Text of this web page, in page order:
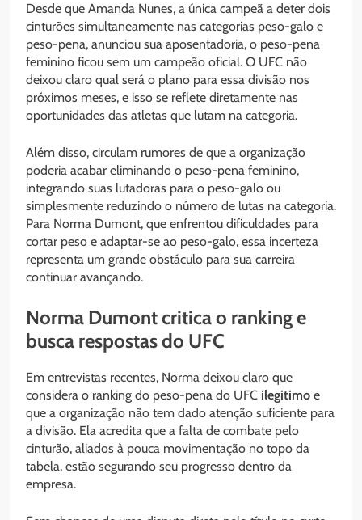
Desde que Amanda Nunes, a única campeã a deter dois
cinturões simultaneamente nas categorias peso-galo e
peso-pena, anunciou sua aposentadoria, o peso-pena
feminino ficou sem um campeão oficial. O UFC não
deixou claro qual será o plano para essa divisão nos
próximos meses, e isso se reflete diretamente nas
oportunidades das atletas que lutam na categoria.
Além disso, circulam rumores de que a organização
poderia acabar eliminando o peso-pena feminino,
integrando suas lutadoras para o peso-galo ou
simplesmente reduzindo o número de lutas na categoria.
Para Norma Dumont, que enfrentou dificuldades para
cortar peso e adaptar-se ao peso-galo, essa incerteza
representa um grande obstáculo para sua carreira
continuar avançando.
Norma Dumont critica o ranking e
busca respostas do UFC
Em entrevistas recentes, Norma deixou claro que
considera o ranking do peso-pena do UFC ilegitimo e
que a organização não tem dado atenção suficiente para
a divisão. Ela acredita que a falta de combate pelo
cinturão, aliados à pouca movimentação no topo da
tabela, estão segurando seu progresso dentro da
empresa.